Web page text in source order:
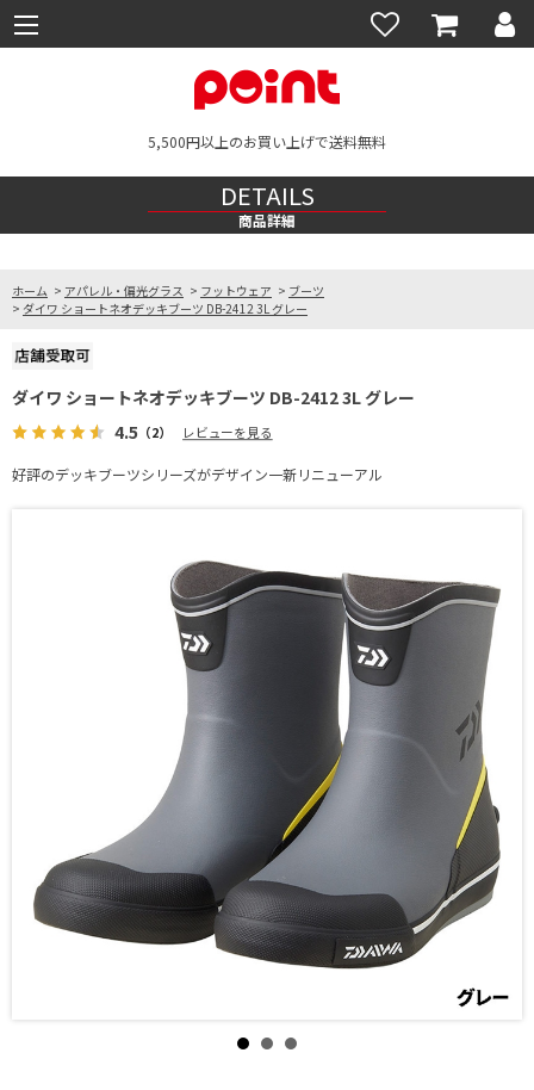
5,500円以上のお買い上げで送料無料
DETAILS
商品詳細
ホーム > アパレル・偏光グラス > フットウェア > ブーツ
> ダイワ ショートネオデッキブーツ DB-2412 3L グレー
ダイワ ショートネオデッキブーツ DB-2412 3L グレー
4.5 （2） レビューを見る
好評のデッキブーツシリーズがデザイン一新リニューアル